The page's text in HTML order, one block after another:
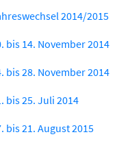
2014/2015
14. November 2014
28. November 2014
bis 25. Juli 2014
21. August 2015